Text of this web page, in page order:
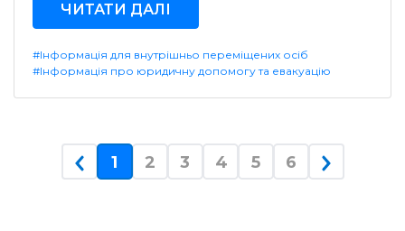
ЧИТАТИ ДАЛІ
#Інформація для внутрішньо переміщених осіб
#Інформація про юридичну допомогу та евакуацію
1 (current)
2 3 4 5 6